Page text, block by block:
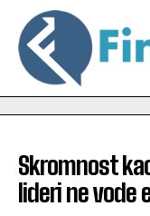
Skromnost
lideri ne vode